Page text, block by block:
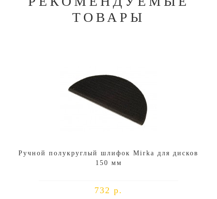
ТОВАРЫ
Ручной полукруглый шлифок Mirka для дисков
150 мм
732 р.